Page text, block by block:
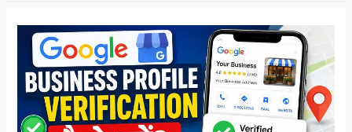
Shuru
Kare?
2026
ऑनलाइन